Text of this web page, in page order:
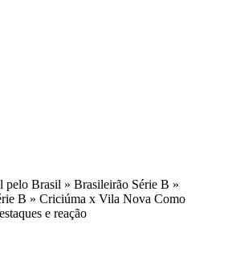
pelo Brasil » Brasileirão Série B »
B » Criciúma x Vila Nova Como
e reação